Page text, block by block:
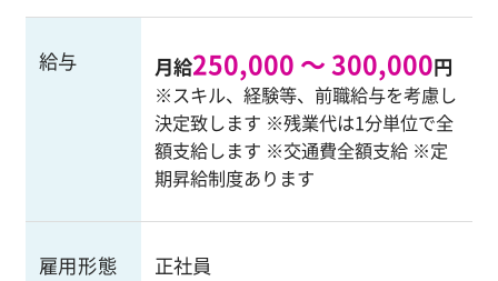
給与 月給250,000 ～ 300,000円
※スキル、経験等、前職給与を考慮し
決定致します ※残業代は1分単位で全
額支給します ※交通費全額支給 ※定
期昇給制度あります
雇用形態 正社員